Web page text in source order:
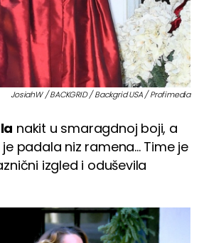
JosiahW / BACKGRID / Backgrid USA / Profimedia
nakit u smaragdnoj boji, a
padala niz ramena... Time je
izgled i oduševila